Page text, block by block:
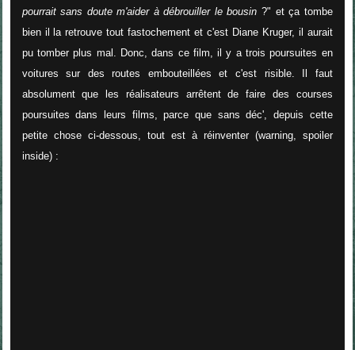
pourrait sans doute m'aider à débrouiller le bousin?" et ça tombe
bien il la retrouve tout fastochement et c'est Diane Kruger, il aurait
pu tomber plus mal. Donc, dans ce film, il y a trois poursuites en
voitures sur des routes embouteillées et c'est risible. Il faut
absolument que les réalisateurs arrêtent de faire des courses
poursuites dans leurs films, parce que sans déc', depuis cette
petite chose ci-dessous, tout est à réinventer (warning, spoiler
inside) :